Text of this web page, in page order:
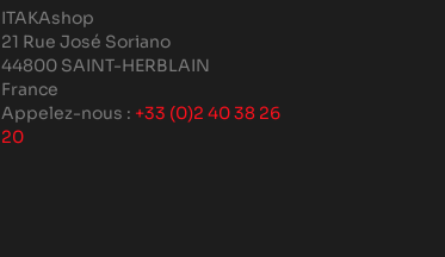
ITAKAshop
21 Rue José Soriano
44800 SAINT-HERBLAIN
France
Appelez-nous : +33 (0)2 40 38 26
20